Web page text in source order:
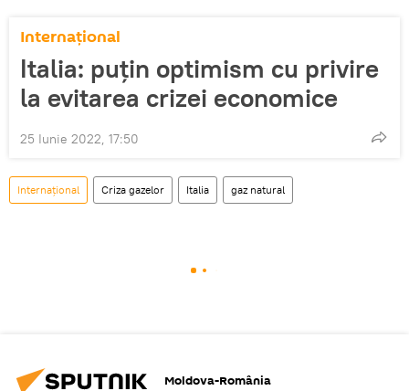
Internaţional
Italia: puțin optimism cu privire
la evitarea crizei economice
25 Iunie 2022, 17:50
Internaţional Criza gazelor Italia gaz natural
Moldova-România